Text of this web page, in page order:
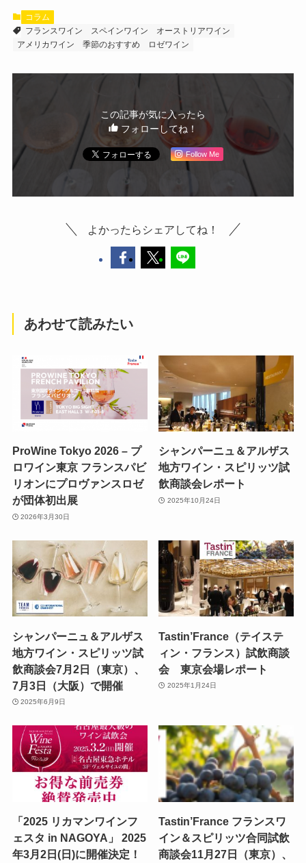
コラム
フランスワイン
スペインワイン
オーストリアワイン
アメリカワイン
季節のおすすめ ロゼワイン
この記事が気に入ったら
フォローしてね！
Follow Me
よかったらシェアしてね！
あわせて読みたい
ProWine Tokyo 2026 – プ
ロワイン東京 フランスパビ
リオンにプロヴァンスロゼ
が団体初出展
2026年3月30日
シャンパーニュ＆アルザス
地方ワイン・スピリッツ試
飲商談会レポート
2025年10月24日
シャンパーニュ＆アルザス
地方ワイン・スピリッツ試
飲商談会7月2日（東京）、
7月3日（大阪）で開催
2025年6月9日
Tastin’France（テイステ
ィン・フランス）試飲商談
会 東京会場レポート
2025年1月24日
「2025 リカマンワインフ
ェスタ in NAGOYA」 2025
年3月2日(日)に開催決定！
Tastin’France フランスワ
イン＆スピリッツ合同試飲
商談会11月27日（東京）、